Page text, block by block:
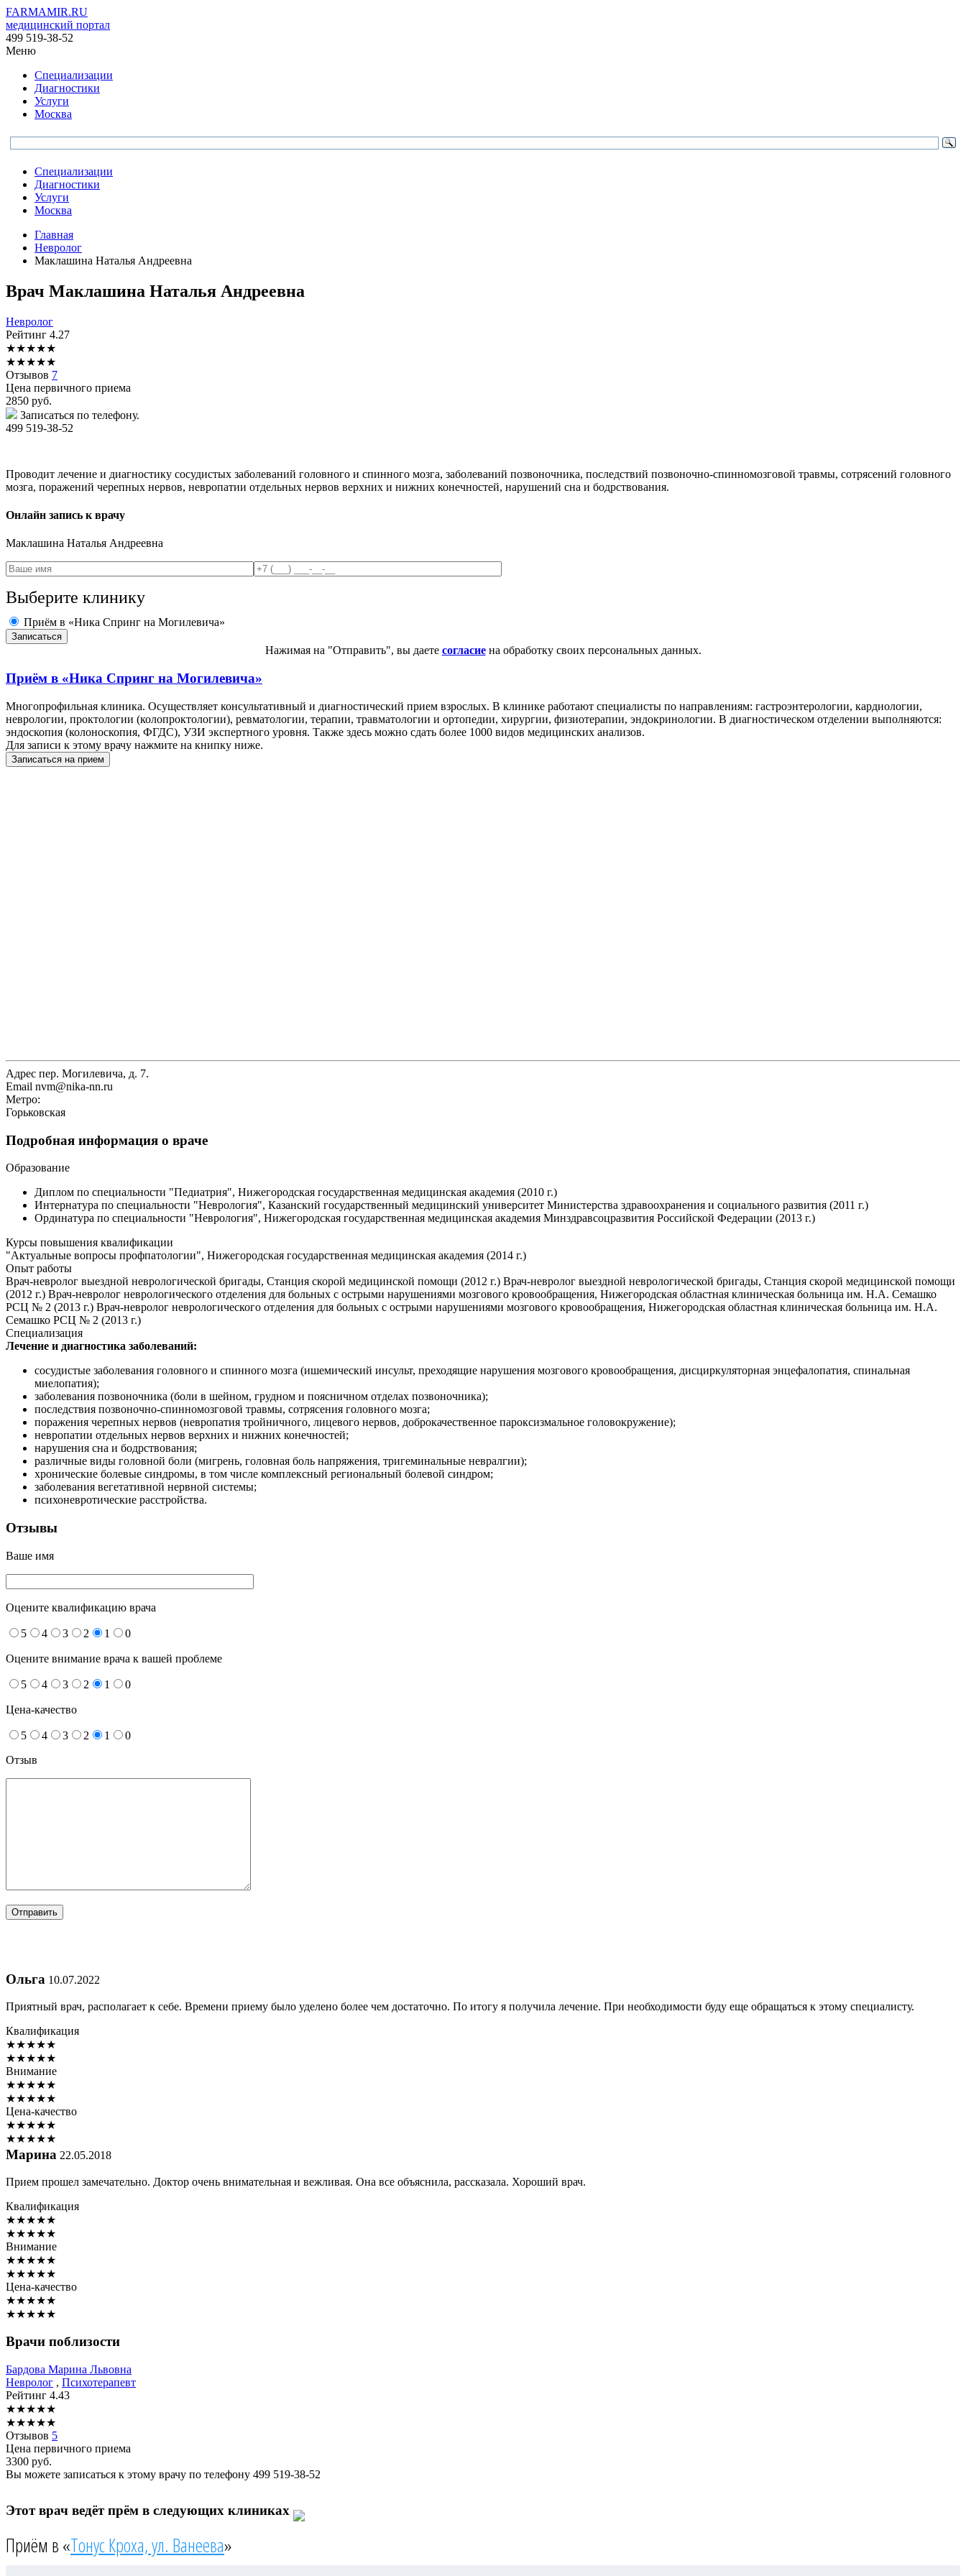
FARMAMIR.RU
медицинский портал
499 519-38-52
Меню
Специализации
Диагностики
Услуги
Москва
Специализации
Диагностики
Услуги
Москва
Главная
Невролог
Маклашина Наталья Андреевна
Врач Маклашина Наталья Андреевна
Невролог
Рейтинг 4.27
★★★★★
★★★★★
Отзывов 7
Цена первичного приема
2850 руб.
Записаться по телефону.
499 519-38-52
Проводит лечение и диагностику сосудистых заболеваний головного и спинного мозга, заболеваний позвоночника, последствий позвоночно-спинномозговой травмы, сотрясений головного
мозга, поражений черепных нервов, невропатии отдельных нервов верхних и нижних конечностей, нарушений сна и бодрствования.
Онлайн запись к врачу
Маклашина Наталья Андреевна
Выберите клинику
Приём в «Ника Спринг на Могилевича»
Нажимая на "Отправить", вы даете согласиена обработку своих персональных данных.
Приём в «Ника Спринг на Могилевича»
Многопрофильная клиника. Осуществляет консультативный и диагностический прием взрослых. В клинике работают специалисты по направлениям: гастроэнтерологии, кардиологии,
неврологии, проктологии (колопроктологии), ревматологии, терапии, травматологии и ортопедии, хирургии, физиотерапии, эндокринологии. В диагностическом отделении выполняются:
эндоскопия (колоноскопия, ФГДС), УЗИ экспертного уровня. Также здесь можно сдать более 1000 видов медицинских анализов.
Для записи к этому врачу нажмите на книпку ниже.
Записаться на прием
Адрес пер. Могилевича, д. 7.
Email nvm@nika-nn.ru
Метро:
Горьковская
Подробная информация о враче
Образование
Диплом по специальности "Педиатрия", Нижегородская государственная медицинская академия (2010 г.)
Интернатура по специальности "Неврология", Казанский государственный медицинский университет Министерства здравоохранения и социального развития (2011 г.)
Ординатура по специальности "Неврология", Нижегородская государственная медицинская академия Минздравсоцразвития Российской Федерации (2013 г.)
Курсы повышения квалификации
"Актуальные вопросы профпатологии", Нижегородская государственная медицинская академия (2014 г.)
Опыт работы
Врач-невролог выездной неврологической бригады, Станция скорой медицинской помощи (2012 г.) Врач-невролог выездной неврологической бригады, Станция скорой медицинской помощи
(2012 г.) Врач-невролог неврологического отделения для больных с острыми нарушениями мозгового кровообращения, Нижегородская областная клиническая больница им. Н.А. Семашко
РСЦ № 2 (2013 г.) Врач-невролог неврологического отделения для больных с острыми нарушениями мозгового кровообращения, Нижегородская областная клиническая больница им. Н.А.
Семашко РСЦ № 2 (2013 г.)
Специализация
Лечение и диагностика заболеваний:
сосудистые заболевания головного и спинного мозга (ишемический инсульт, преходящие нарушения мозгового кровообращения, дисциркуляторная энцефалопатия, спинальная
миелопатия);
заболевания позвоночника (боли в шейном, грудном и поясничном отделах позвоночника);
последствия позвоночно-спинномозговой травмы, сотрясения головного мозга;
поражения черепных нервов (невропатия тройничного, лицевого нервов, доброкачественное пароксизмальное головокружение);
невропатии отдельных нервов верхних и нижних конечностей;
нарушения сна и бодрствования;
различные виды головной боли (мигрень, головная боль напряжения, тригеминальные невралгии);
хронические болевые синдромы, в том числе комплексный региональный болевой синдром;
заболевания вегетативной нервной системы;
психоневротические расстройства.
Отзывы
Ваше имя
Оцените квалификацию врача
5 4 3 2 1 0
Оцените внимание врача к вашей проблеме
5 4 3 2 1 0
Цена-качество
5 4 3 2 1
0
Отзыв
Ольга 10.07.2022
Приятный врач, располагает к себе. Времени приему было уделено более чем достаточно. По итогу я получила лечение. При необходимости буду еще обращаться к этому специалисту.
Квалификация
★★★★★
★★★★★
Внимание
★★★★★
★★★★★
Цена-качество
★★★★★
★★★★★
Марина 22.05.2018
Прием прошел замечательно. Доктор очень внимательная и вежливая. Она все объяснила, рассказала. Хороший врач.
Квалификация
★★★★★
★★★★★
Внимание
★★★★★
★★★★★
Цена-качество
★★★★★
★★★★★
Врачи поблизости
Бардова Марина Львовна
Невролог , Психотерапевт
Рейтинг 4.43
★★★★★
★★★★★
Отзывов 5
Цена первичного приема
3300 руб.
Вы можете записаться к этому врачу по телефону 499 519-38-52
Этот врач ведёт прём в следующих клиниках
Приём в «Тонус Кроха, ул. Ванеева»